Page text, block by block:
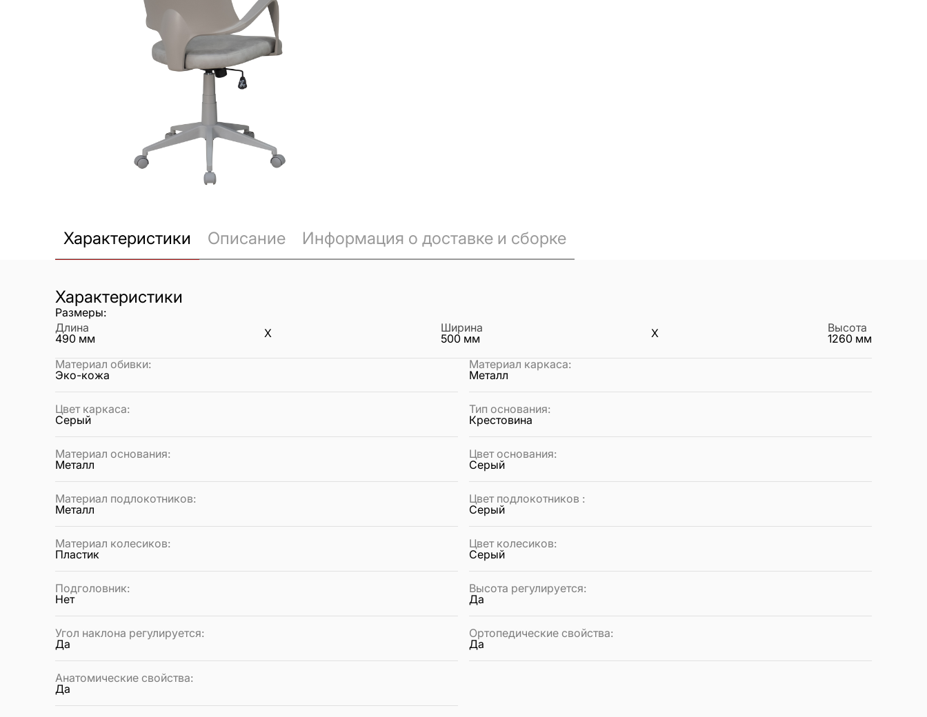
Характеристики Описание Информация о доставке и сборке
Характеристики
Размеры:
Длина
490 мм X
Ширина
500 мм X
Высота
1260 мм
Материал обивки:
Эко-кожа
Материал каркаса:
Металл
Цвет каркаса:
Серый
Тип основания:
Крестовина
Материал основания:
Металл
Цвет основания:
Серый
Материал подлокотников:
Металл
Цвет подлокотников :
Серый
Материал колесиков:
Пластик
Цвет колесиков:
Серый
Подголовник:
Нет
Высота регулируется:
Да
Угол наклона регулируется:
Да
Ортопедические свойства:
Да
Анатомические свойства:
Да